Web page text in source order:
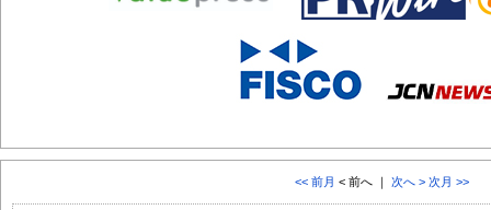
<< 前月 < 前へ ｜ 次へ > 次月 >>